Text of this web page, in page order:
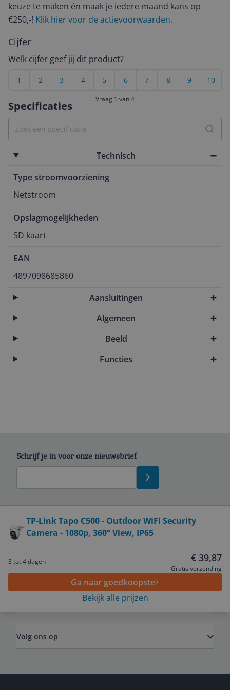
Specificaties
Technisch
Type stroomvoorziening
Netstroom
Opslagmogelijkheden
SD kaart
EAN
4897098685860
Aansluitingen
Algemeen
Beeld
Functies
keuze te maken én maak je iedere maand kans op
€250,-! Klik hier voor de actievoorwaarden.
Cijfer
Welk cijfer geef jij dit product?
10
9
8
7
6
5
4
3
2
1
Vraag 1 van 4
TP-Link Tapo C500 - Outdoor WiFi Security
Camera - 1080p, 360° View, IP65
3 tot 4 dagen € 39,87
Gratis verzending
Ga naar goedkoopste
Bekijk alle prijzen
Schrijf je in voor onze nieuwsbrief
Service
Algemeen
Volg ons op